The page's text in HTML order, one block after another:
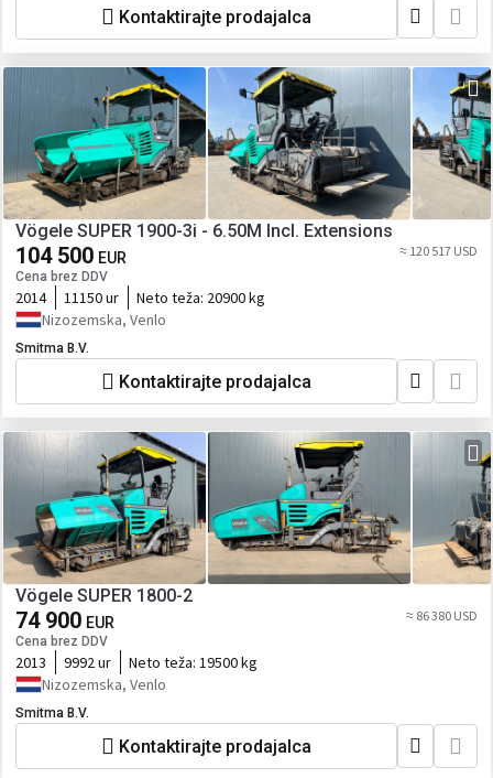
Kontaktirajte prodajalca
Vögele SUPER 1900-3i - 6.50M Incl. Extensions
104 500 EUR
Cena brez DDV
≈ 120 517 USD
2014 11150 ur Neto teža: 20900 kg
Nizozemska, Venlo
Smitma B.V.
Kontaktirajte prodajalca
Vögele SUPER 1800-2
74 900 EUR
Cena brez DDV
≈ 86 380 USD
2013 9992 ur Neto teža: 19500 kg
Nizozemska, Venlo
Smitma B.V.
Kontaktirajte prodajalca